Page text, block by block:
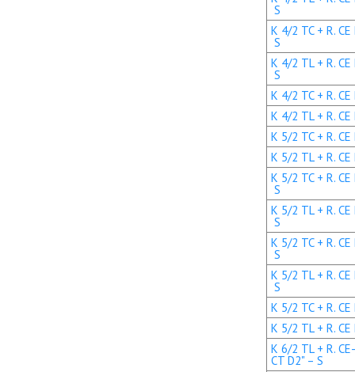
S
K 4/2 TC + R.
S
K 4/2 TL + R.
S
K 4/2 TC + R. CE
K 4/2 TL + R. CE
K 5/2 TC + R. CE
K 5/2 TL + R. CE
K 5/2 TC + R.
S
K 5/2 TL + R.
S
K 5/2 TC + R.
S
K 5/2 TL + R.
S
K 5/2 TC + R. CE
K 5/2 TL + R. CE
K 6/2 TL + R. CE-
CT D2" – S